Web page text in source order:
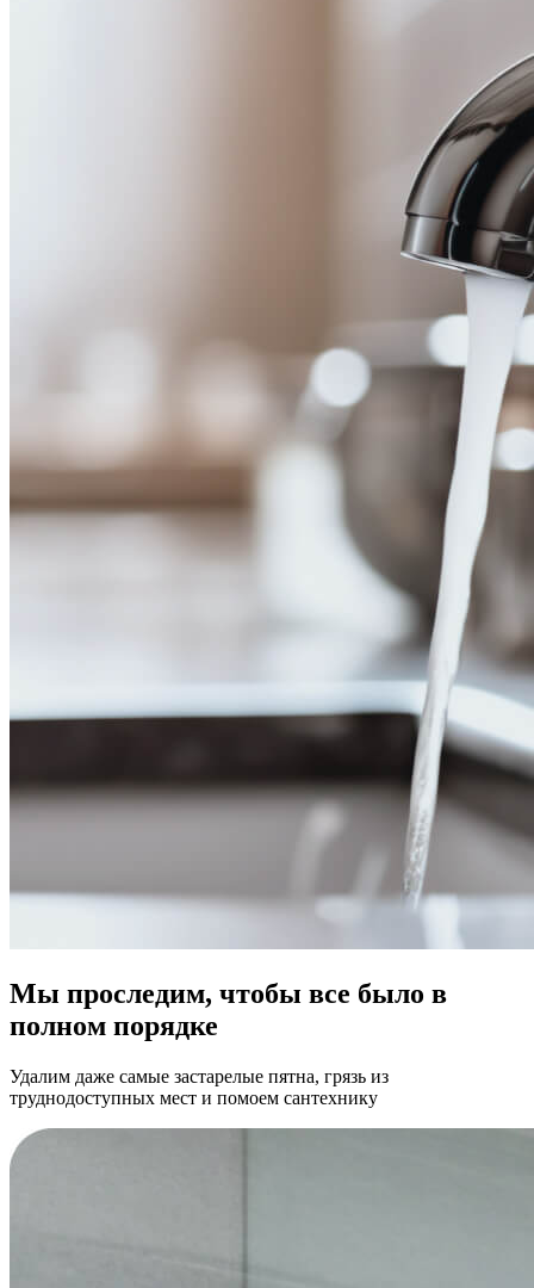
Мы проследим, чтобы все было в
полном порядке
Удалим даже самые застарелые пятна, грязь из
труднодоступных мест и помоем сантехнику